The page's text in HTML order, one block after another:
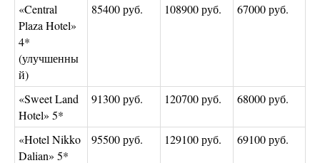
«Central
Plaza Hotel»
4*
(улучшенны
й)
85400 руб. 108900 руб. 67000 руб.
«Sweet Land
Hotel» 5*
91300 руб. 120700 руб. 68000 руб.
«Hotel Nikko
Dalian» 5*
95500 руб. 129100 руб. 69100 руб.